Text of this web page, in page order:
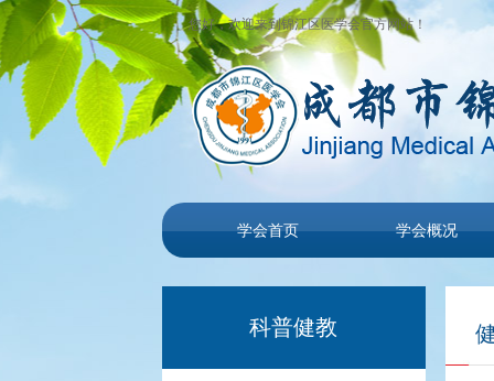
您好，欢迎来到锦江区医学会官方网站！
学会首页 学会概况
科普健教